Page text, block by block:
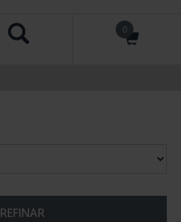
0
REFINAR